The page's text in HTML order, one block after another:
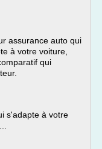
assurance auto qui
à votre voiture,
qui
s'adapte à votre